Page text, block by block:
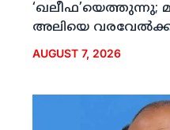
‘ഖലീഫ’യെത്തുന്നു;
അലിയെ
AUGUST 7, 2026